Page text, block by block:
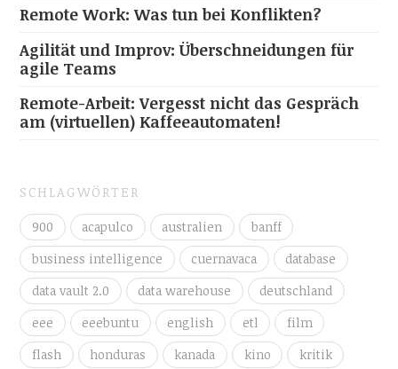
Remote Work: Was tun bei Konflikten?
Agilität und Improv: Überschneidungen für
agile Teams
Remote-Arbeit: Vergesst nicht das Gespräch
am (virtuellen) Kaffeeautomaten!
SCHLAGWÖRTER
900 acapulco australien
banff
business intelligence
cuernavaca
database
data vault 2.0
data warehouse
deutschland
eee
eeebuntu english etl
film
flash
honduras kanada kino
kritik